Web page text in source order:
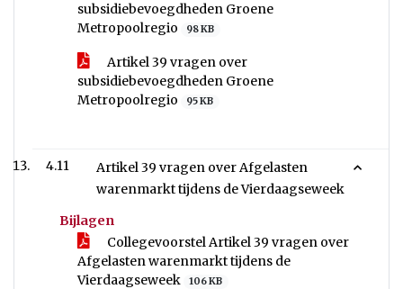
subsidiebevoegdheden Groene
Metropoolregio
98 KB
Artikel 39 vragen over
subsidiebevoegdheden Groene
Metropoolregio
95 KB
4.11
Artikel 39 vragen over Afgelasten
warenmarkt tijdens de Vierdaagseweek
Bijlagen
Collegevoorstel Artikel 39 vragen over
Afgelasten warenmarkt tijdens de
Vierdaagseweek
106 KB